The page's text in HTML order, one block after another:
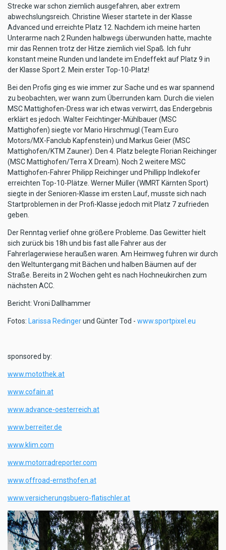
Strecke war schon ziemlich ausgefahren, aber extrem
abwechslungsreich. Christine Wieser startete in der Klasse
Advanced und erreichte Platz 12. Nachdem ich meine harten
Unterarme nach 2 Runden halbwegs überwunden hatte, machte
mir das Rennen trotz der Hitze ziemlich viel Spaß. Ich fuhr
konstant meine Runden und landete im Endeffekt auf Platz 9 in
der Klasse Sport 2. Mein erster Top-10-Platz!
Bei den Profis ging es wie immer zur Sache und es war spannend
zu beobachten, wer wann zum Überrunden kam. Durch die vielen
MSC Mattighofen-Dress war ich etwas verwirrt, das Endergebnis
erklärt es jedoch. Walter Feichtinger-Mühlbauer (MSC
Mattighofen) siegte vor Mario Hirschmugl (Team Euro
Motors/MX-Fanclub Kapfenstein) und Markus Geier (MSC
Mattighofen/KTM Zauner). Den 4. Platz belegte Florian Reichinger
(MSC Mattighofen/Terra X Dream). Noch 2 weitere MSC
Mattighofen-Fahrer Philipp Reichinger und Phillipp Indlekofer
erreichten Top-10-Plätze. Werner Müller (WMRT Kärnten Sport)
siegte in der Senioren-Klasse im ersten Lauf, musste sich nach
Startproblemen in der Profi-Klasse jedoch mit Platz 7 zufrieden
geben.
Der Renntag verlief ohne größere Probleme. Das Gewitter hielt
sich zurück bis 18h und bis fast alle Fahrer aus der
Fahrerlagerwiese heraußen waren. Am Heimweg fuhren wir durch
den Weltuntergang mit Bächen und halben Bäumen auf der
Straße. Bereits in 2 Wochen geht es nach Hochneukirchen zum
nächsten ACC.
Bericht: Vroni Dallhammer
Fotos: Larissa Redingerund Günter Tod - www.sportpixel.eu
sponsored by:
www.motothek.at
www.cofain.at
www.advance-oesterreich.at
www.berreiter.de
www.klim.com
www.motorradreporter.com
www.offroad-ernsthofen.at
www.versicherungsbuero-flatischler.at